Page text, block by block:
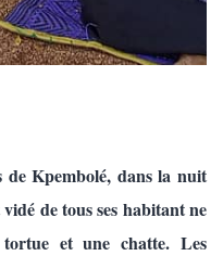
de Kpembolé, dans la nuit
de tous ses habitant ne
et une chatte. Les